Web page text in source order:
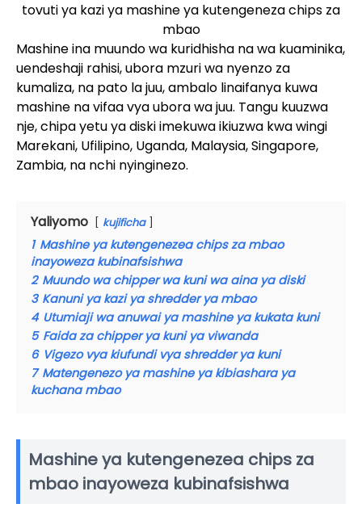
tovuti ya kazi ya mashine ya kutengeneza chips za
mbao
Mashine ina muundo wa kuridhisha na wa kuaminika,
uendeshaji rahisi, ubora mzuri wa nyenzo za
kumaliza, na pato la juu, ambalo linaifanya kuwa
mashine na vifaa vya ubora wa juu. Tangu kuuzwa
nje, chipa yetu ya diski imekuwa ikiuzwa kwa wingi
Marekani, Ufilipino, Uganda, Malaysia, Singapore,
Zambia, na nchi nyinginezo.
Yaliyomo kujificha
1 Mashine ya kutengenezea chips za mbao
inayoweza kubinafsishwa
2 Muundo wa chipper wa kuni wa aina ya diski
3 Kanuni ya kazi ya shredder ya mbao
4 Utumiaji wa anuwai ya mashine ya kukata kuni
5 Faida za chipper ya kuni ya viwanda
6 Vigezo vya kiufundi vya shredder ya kuni
7 Matengenezo ya mashine ya kibiashara ya
kuchana mbao
Mashine ya kutengenezea chips za
mbao inayoweza kubinafsishwa